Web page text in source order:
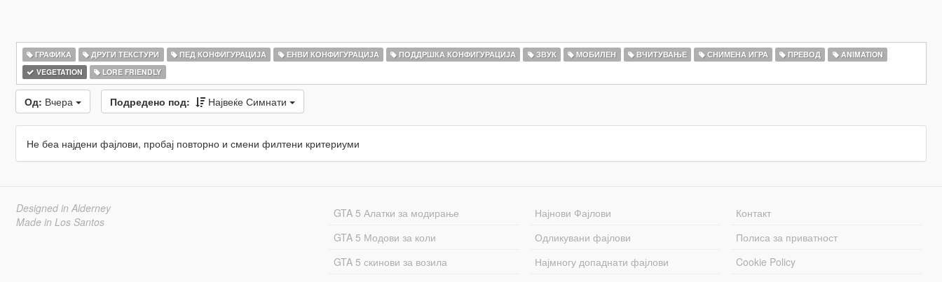
ГРАФИКА ДРУГИ ТЕКСТУРИ ПЕД КОНФИГУРАЦИЈА ЕНВИ КОНФИГУРАЦИЈА ПОДДРШКА КОНФИГУРАЦИЈА ЗВУК МОБИЛЕН ВЧИТУВАЊЕ СНИМЕНА ИГРА ПРЕВОД
ANIMATION
VEGETATION
LORE FRIENDLY
Од: Вчера Подредено под: Највеќе Симнати
Не беа најдени фајлови, пробај повторно и смени филтени критериуми
Designed in Alderney
Made in Los Santos
GTA 5 Алатки за модирање
GTA 5 Модови за коли
GTA 5 скинови за возила
Најнови Фајлови
Одликувани фајлови
Најмногу допаднати фајлови
Контакт
Полиса за приватност
Cookie Policy